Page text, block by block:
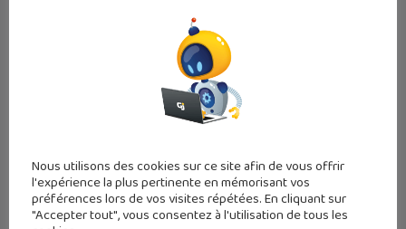
(tome 1), un comics post-apocalyptique
par un auteur français
Les sorties geek de l’été à Paris : One
Piece au musée Grévin, Zoo Art Show,
Tags PC Tuto
Nous utilisons des cookies sur ce site afin de vous offrir
l'expérience la plus pertinente en mémorisant vos
préférences lors de vos visites répétées. En cliquant sur
"Accepter tout", vous consentez à l'utilisation de tous les